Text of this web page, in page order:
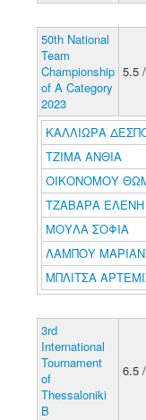
50th National
Team
Championship
of A Category
2023
5.5
ΚΑΛΛΙΩΡΑ
ΤΖΙΜΑ ΑΝΘΙΑ
ΟΙΚΟΝΟΜΟΥ
ΤΖΑΒΑΡΑ ΕΛΕΝΗ
ΜΟΥΛΑ ΣΟΦΙΑ
ΛΑΜΠΟΥ
ΜΠΛΙΤΣΑ
3rd
International
Tournament
of
Thessaloniki
B
6.5